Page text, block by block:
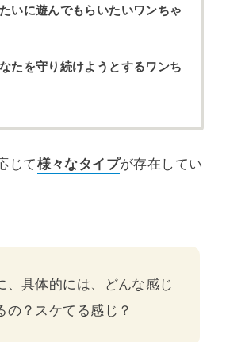
いに遊んでもらいたいワンちゃ
たを守り続けようとするワンち
じて様々なタイプが存在してい
、具体的には、どんな感じ
の？スケてる感じ？